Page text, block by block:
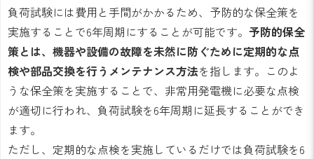
負荷試験には費用と手間がかかるため、予防的な保全策を
実施することで6年周期にすることが可能です。 予防的保全
策とは、機器や設備の故障を未然に防ぐために定期的な点
検や部品交換を行うメンテナンス方法を指します。このよ
うな保全策を実施することで、非常用発電機に必要な点検
が適切に行われ、負荷試験を6年周期に延長することができ
ます。
ただし、定期的な点検を実施しているだけでは負荷試験を6